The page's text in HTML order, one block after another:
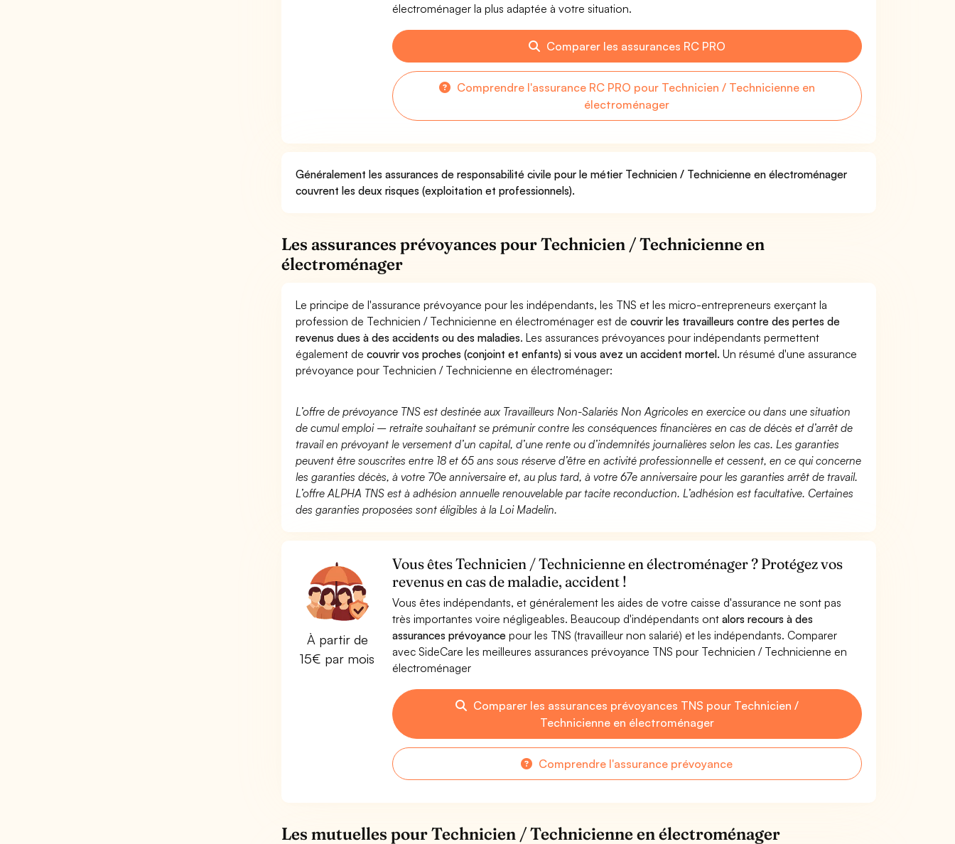
électroménager la plus adaptée à votre situation.
Comparer les assurances RC PRO
Comprendre l'assurance RC PRO pour Technicien / Technicienne en
électroménager
Généralement les assurances de responsabilité civile pour le métier Technicien / Technicienne en électroménager
couvrent les deux risques (exploitation et professionnels).
Les assurances prévoyances pour Technicien / Technicienne en
électroménager
Le principe de l'assurance prévoyance pour les indépendants, les TNS et les micro-entrepreneurs exerçant la
profession de Technicien / Technicienne en électroménager est decouvrir les travailleurs contre des pertes de
revenus dues à des accidents ou des maladies. Les assurances prévoyances pour indépendants permettent
également decouvrir vos proches (conjoint et enfants) si vous avez un accident mortel. Un résumé d'une assurance
prévoyance pour Technicien / Technicienne en électroménager:
L’offre de prévoyance TNS est destinée aux Travailleurs Non-Salariés Non Agricoles en exercice ou dans une situation
de cumul emploi – retraite souhaitant se prémunir contre les conséquences financières en cas de décès et d’arrêt de
travail en prévoyant le versement d’un capital, d’une rente ou d’indemnités journalières selon les cas. Les garanties
peuvent être souscrites entre 18 et 65 ans sous réserve d’être en activité professionnelle et cessent, en ce qui concerne
les garanties décès, à votre 70e anniversaire et, au plus tard, à votre 67e anniversaire pour les garanties arrêt de travail.
L’offre ALPHA TNS est à adhésion annuelle renouvelable par tacite reconduction. L’adhésion est facultative. Certaines
des garanties proposées sont éligibles à la Loi Madelin.
À partir de
15€ par mois
Vous êtes Technicien / Technicienne en électroménager ? Protégez vos
revenus en cas de maladie, accident !
Vous êtes indépendants, et généralement les aides de votre caisse d'assurance ne sont pas
très importantes voire négligeables. Beaucoup d'indépendants ont alors recours à des
assurances prévoyancepour les TNS (travailleur non salarié) et les indépendants. Comparer
avec SideCare les meilleures assurances prévoyance TNS pour Technicien / Technicienne en
électroménager
Comparer les assurances prévoyances TNS pour Technicien /
Technicienne en électroménager
Comprendre l'assurance prévoyance
Les mutuelles pour Technicien / Technicienne en électroménager